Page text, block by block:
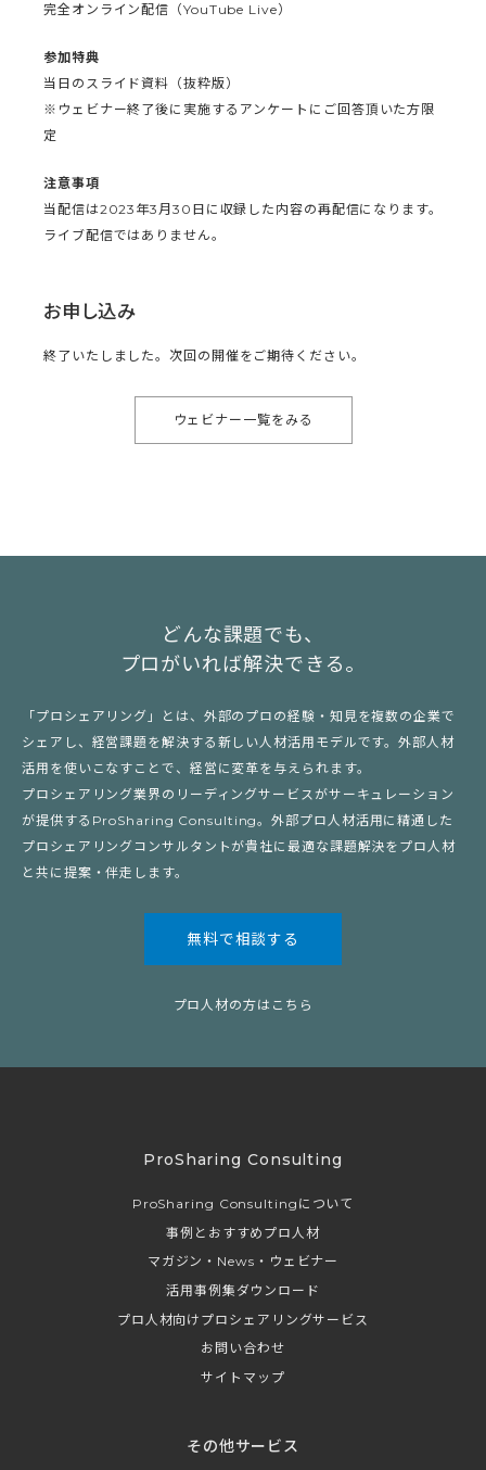
完全オンライン配信（YouTube Live）
参加特典
当日のスライド資料（抜粋版）
※ウェビナー終了後に実施するアンケートにご回答頂いた方限
定
注意事項
当配信は2023年3月30日に収録した内容の再配信になります。
ライブ配信ではありません。
お申し込み
終了いたしました。次回の開催をご期待ください。
ウェビナー一覧をみる
どんな課題でも、
プロがいれば解決できる。
「プロシェアリング」とは、外部のプロの経験・知見を複数の企業で
シェアし、経営課題を解決する新しい人材活用モデルです。外部人材
活用を使いこなすことで、経営に変革を与えられます。
プロシェアリング業界のリーディングサービスがサーキュレーション
が提供するProSharing Consulting。外部プロ人材活用に精通した
プロシェアリングコンサルタントが貴社に最適な課題解決をプロ人材
と共に提案・伴走します。
無料で相談する
プロ人材の方はこちら
ProSharing Consulting
ProSharing Consultingについて
事例とおすすめプロ人材
マガジン・News・ウェビナー
活用事例集ダウンロード
プロ人材向けプロシェアリングサービス
お問い合わせ
サイトマップ
その他サービス